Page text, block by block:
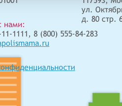
нами:
1111, 8 (800) 555-84-283
ул.
д. 80 стр.